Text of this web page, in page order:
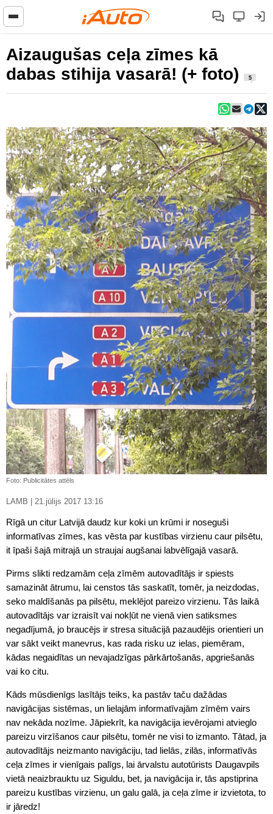
Aizaugušas ceļa zīmes kā
dabas stihija vasarā! (+ foto)
5
Foto: Publicitātes attēls
LAMB | 21.jūlijs 2017 13:16
Rīgā un citur Latvijā daudz kur koki un krūmi ir noseguši
informatīvas zīmes, kas vēsta par kustības virzienu caur pilsētu,
it īpaši šajā mitrajā un straujai augšanai labvēlīgajā vasarā.
Pirms slikti redzamām ceļa zīmēm autovadītājs ir spiests
samazināt ātrumu, lai censtos tās saskatīt, tomēr, ja neizdodas,
seko maldīšanās pa pilsētu, meklējot pareizo virzienu. Tās laikā
autovadītājs var izraisīt vai nokļūt ne vienā vien satiksmes
negadījumā, jo braucējs ir stresa situācijā pazaudējis orientieri un
var sākt veikt manevrus, kas rada risku uz ielas, piemēram,
kādas negaidītas un nevajadzīgas pārkārtošanās, apgriešanās
vai ko citu.
Kāds mūsdienīgs lasītājs teiks, ka pastāv taču dažādas
navigācijas sistēmas, un lielajām informatīvajām zīmēm vairs
nav nekāda nozīme. Jāpiekrīt, ka navigācija ievērojami atvieglo
pareizu virzīšanos caur pilsētu, tomēr ne visi to izmanto. Tātad, ja
autovadītājs neizmanto navigāciju, tad lielās, zilās, informatīvās
ceļa zīmes ir vienīgais palīgs, lai ārvalstu autotūrists Daugavpils
vietā neaizbrauktu uz Siguldu, bet, ja navigācija ir, tās apstiprina
pareizu kustības virzienu, un galu galā, ja ceļa zīme ir izvietota, to
ir jāredz!